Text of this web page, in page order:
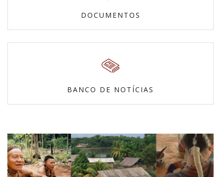
DOCUMENTOS
BANCO DE NOTÍCIAS